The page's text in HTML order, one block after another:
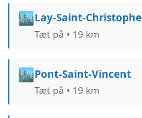
🏙️Lay-Saint-Christophe
Tæt på • 19 km
🏙️Pont-Saint-Vincent
Tæt på • 19 km